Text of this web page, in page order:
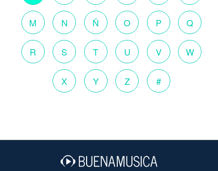
M N Ñ O P Q
R S T U V W
X Y Z #